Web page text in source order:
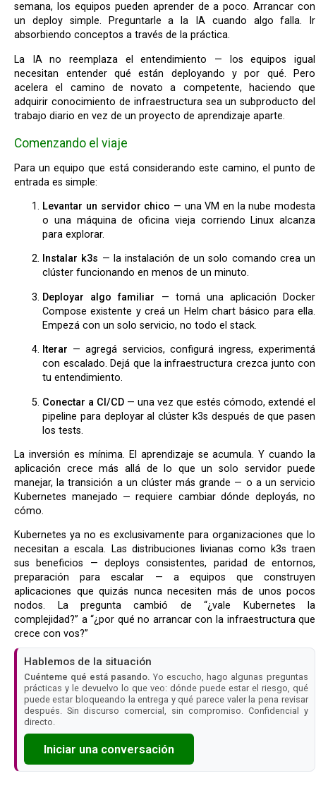
semana, los equipos pueden aprender de a poco. Arrancar con
un deploy simple. Preguntarle a la IA cuando algo falla. Ir
absorbiendo conceptos a través de la práctica.
La IA no reemplaza el entendimiento — los equipos igual
necesitan entender qué están deployando y por qué. Pero
acelera el camino de novato a competente, haciendo que
adquirir conocimiento de infraestructura sea un subproducto del
trabajo diario en vez de un proyecto de aprendizaje aparte.
Comenzando el viaje
Para un equipo que está considerando este camino, el punto de
entrada es simple:
Levantar un servidor chico — una VM en la nube modesta
o una máquina de oficina vieja corriendo Linux alcanza
para explorar.
Instalar k3s — la instalación de un solo comando crea un
clúster funcionando en menos de un minuto.
Deployar algo familiar — tomá una aplicación Docker
Compose existente y creá un Helm chart básico para ella.
Empezá con un solo servicio, no todo el stack.
Iterar — agregá servicios, configurá ingress, experimentá
con escalado. Dejá que la infraestructura crezca junto con
tu entendimiento.
Conectar a CI/CD — una vez que estés cómodo, extendé el
pipeline para deployar al clúster k3s después de que pasen
los tests.
La inversión es mínima. El aprendizaje se acumula. Y cuando la
aplicación crece más allá de lo que un solo servidor puede
manejar, la transición a un clúster más grande — o a un servicio
Kubernetes manejado — requiere cambiar dónde deployás, no
cómo.
Kubernetes ya no es exclusivamente para organizaciones que lo
necesitan a escala. Las distribuciones livianas como k3s traen
sus beneficios — deploys consistentes, paridad de entornos,
preparación para escalar — a equipos que construyen
aplicaciones que quizás nunca necesiten más de unos pocos
nodos. La pregunta cambió de “¿vale Kubernetes la
complejidad?” a “¿por qué no arrancar con la infraestructura que
crece con vos?”
Hablemos de la situación
Cuénteme qué está pasando. Yo escucho, hago algunas preguntas
prácticas y le devuelvo lo que veo: dónde puede estar el riesgo, qué
puede estar bloqueando la entrega y qué parece valer la pena revisar
después. Sin discurso comercial, sin compromiso. Confidencial y
directo.
Iniciar una conversación